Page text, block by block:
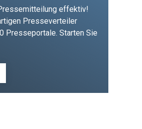
effektiv!
Presseverteiler
Presseportale. Starten Sie